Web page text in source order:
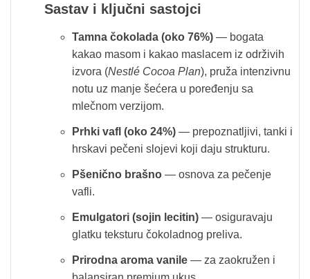
Sastav i ključni sastojci
Tamna čokolada (oko 76%) — bogata
kakao masom i kakao maslacem iz održivih
izvora (Nestlé Cocoa Plan), pruža intenzivnu
notu uz manje šećera u poređenju sa
mlečnom verzijom.
Prhki vafl (oko 24%) — prepoznatljivi, tanki i
hrskavi pečeni slojevi koji daju strukturu.
Pšenično brašno — osnova za pečenje
vafli.
Emulgatori (sojin lecitin) — osiguravaju
glatku teksturu čokoladnog preliva.
Prirodna aroma vanile — za zaokružen i